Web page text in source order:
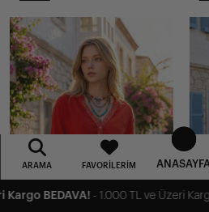
İNDİRİM!- SEZON ÜRÜNLERİNDE
ARAMA FAVORILERIM